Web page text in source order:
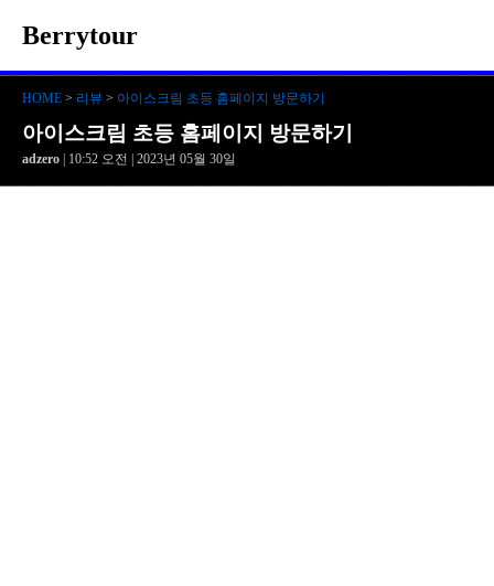
Berrytour
HOME > 리뷰 > 아이스크림 초등 홈페이지 방문하기
아이스크림 초등 홈페이지 방문하기
adzero | 10:52 오전 | 2023년 05월 30일